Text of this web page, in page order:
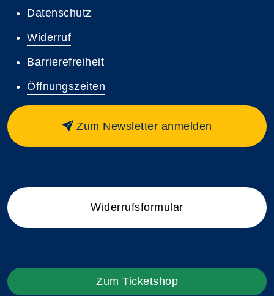
Datenschutz
Widerruf
Barrierefreiheit
Öffnungszeiten
Zum Newsletter anmelden
Widerrufsformular
Zum Ticketshop